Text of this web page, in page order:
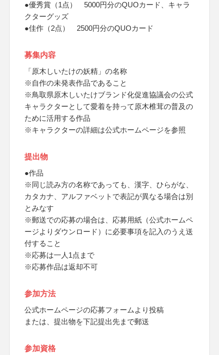
●優秀賞（1点） 5000円分のQUOカード、キャラ
クターグッズ
●佳作（2点） 2500円分のQUOカード
募集内容
「原木しいたけの妖精」の名称
※自作の未発表作品であること
※鳥取県原木しいたけブランド化促進協議会の公式
キャラクターとして愛着を持って原木椎茸の普及の
ために活用する作品
※キャラクターの詳細は公式ホームページを参照
提出物
●作品
※同じ読み方の名称であっても、漢字、ひらがな、
カタカナ、アルファベットで表記が異なる場合は別
とみなす
※郵送での応募の場合は、応募用紙（公式ホームペ
ージよりダウンロード）に必要事項を記入のうえ送
付すること
※応募は一人1点まで
※応募作品は返却不可
参加方法
公式ホームページの応募フォームより投稿
または、提出物を下記提出先まで郵送
参加資格